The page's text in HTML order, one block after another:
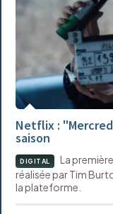
Netflix :
saison
DIGITAL
La
réalisée par Tim
la plateforme.